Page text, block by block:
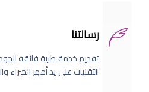
رسالتنا
تقديم خدمة طبية فائقة
التقنيات على يد أمهر الخبراء